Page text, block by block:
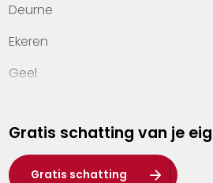
Contact
Deurne
Ekeren
Geel
Hasselt
Heist-op-den-Berg
Gratis schatting van je
Gratis schatting